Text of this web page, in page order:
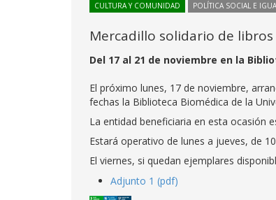
CULTURA Y COMUNIDAD POLÍTICA SOCIAL E
Mercadillo solidario de
Del 17 al 21 de noviembre en la
El próximo lunes, 17 de noviembre,
fechas la Biblioteca Biomédica de la
La entidad beneficiaria en esta ocasión
Estará operativo de lunes a jueves, de
El viernes, si quedan ejemplares
Adjunto 1 (pdf)